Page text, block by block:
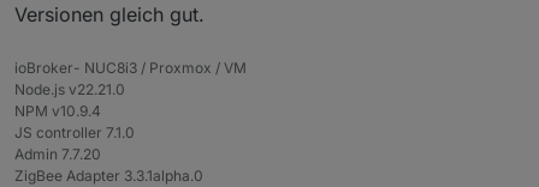
Versionen gleich gut.
ioBroker- NUC8i3 / Proxmox / VM
Node.js v22.21.0
NPM v10.9.4
JS controller 7.1.0
Admin 7.7.20
ZigBee Adapter 3.3.1alpha.0